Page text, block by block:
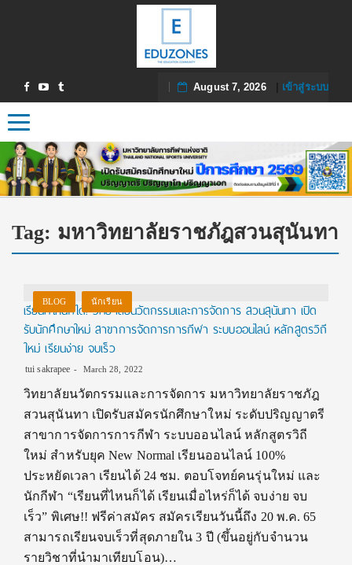
August 7, 2026| เข้าสู่ระบบ
Toggle navigation
Tag: มหาวิทยาลัยราชภัฎสวนสุนันทา
BLOG นักเรียน
เรียนที่ไหนก็ได้! วิทยาลัยนวัตกรรมและการจัดการ สวนสุนันทา เปิด
รับนักศึกษาใหม่ สาขาการจัดการการกีฬา ระบบออนไลน์ หลักสูตรวิถี
ใหม่ เรียนง่าย จบเร็ว
tui sakrapee March 28, 2022
วิทยาลัยนวัตกรรมและการจัดการ มหาวิทยาลัยราชภัฎ
สวนสุนันทา เปิดรับสมัครนักศึกษาใหม่ ระดับปริญญาตรี
สาขาการจัดการการกีฬา ระบบออนไลน์ หลักสูตรวิถี
ใหม่ สำหรับยุค New Normal เรียนออนไลน์ 100%
ประหยัดเวลา เรียนได้ 24 ชม. ตอบโจทย์คนรุ่นใหม่ และ
นักกีฬา “เรียนที่ไหนก็ได้ เรียนเมื่อไหร่ก็ได้ จบง่าย จบ
เร็ว” พิเศษ!! ฟรีค่าสมัคร สมัครเรียนวันนี้ถึง 20 พ.ค. 65
สามารถเรียนจบเร็วที่สุดภายใน 3 ปี (ขึ้นอยู่กับจำนวน
รายวิชาที่นำมาเทียบโอน)…